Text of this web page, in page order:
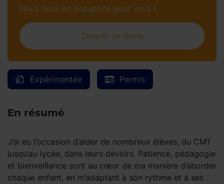
Expérimentée Permis
En résumé
J’ai eu l’occasion d’aider de nombreux élèves, du CM1
jusqu’au lycée, dans leurs devoirs. Patience, pédagogie
et bienveillance sont au cœur de ma manière d’aborder
chaque enfant, en m’adaptant à son rythme et à ses
Nous nous en occupons pour vous !
Obtenir un devis